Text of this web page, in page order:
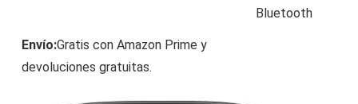
Bluetooth
Envío:Gratis con Amazon Prime y
devoluciones gratuitas.